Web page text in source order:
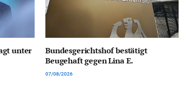
unter
Bundesgerichtshof bestätigt
Beugehaft gegen Lina E.
07/08/2026